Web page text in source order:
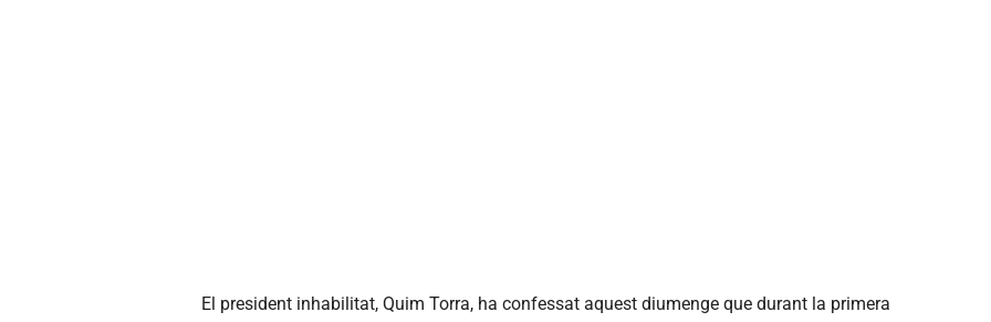
El president inhabilitat, Quim Torra, ha confessat aquest diumenge que durant la primera